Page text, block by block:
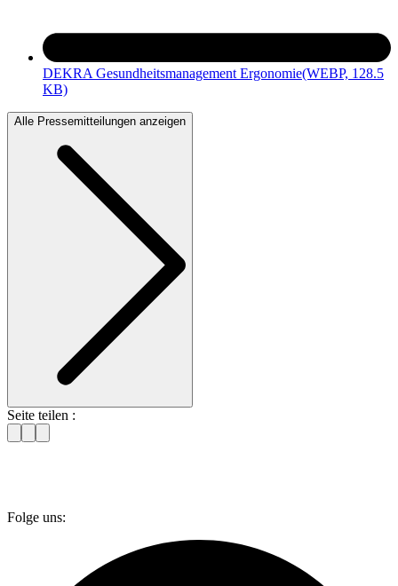
DEKRA Gesundheitsmanagement Ergonomie(WEBP, 128.5
KB)
Alle Pressemitteilungen anzeigen
Seite teilen :
Folge uns: